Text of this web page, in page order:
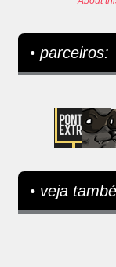
• parceiros:
• veja